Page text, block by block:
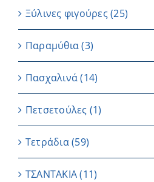
Ξύλινες φιγούρες(25)
Παραμύθια (3)
Πασχαλινά (14)
Πετσετούλες (1)
Τετράδια(59)
ΤΣΑΝΤΑΚΙΑ (11)